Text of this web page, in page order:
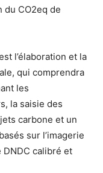
du CO2eq de
l’élaboration et la
qui comprendra
les
la saisie des
carbone et un
sur l’imagerie
calibré et